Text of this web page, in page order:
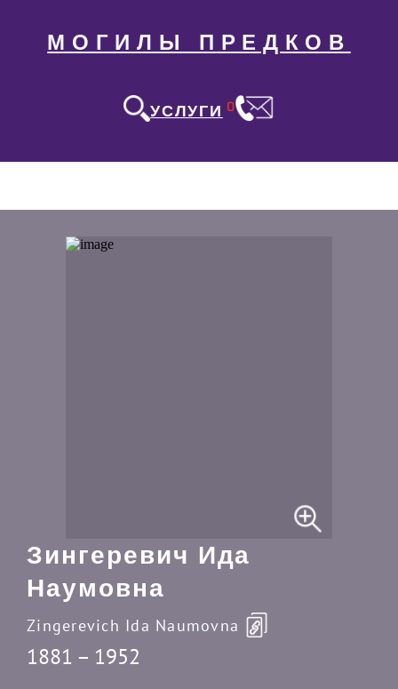
МОГИЛЫ ПРЕДКОВ
УСЛУГИ 0
Зингеревич Ида
Наумовна
Zingerevich Ida Naumovna
1881 – 1952